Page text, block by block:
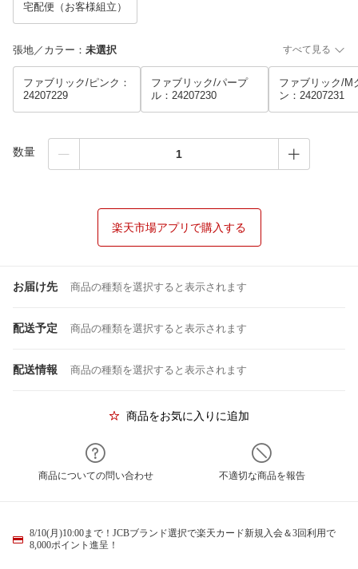
宅配便（お客様組立）
張地／カラー ： 未選択 すべて見る
ファブリック/ピンク：
24207229
ファブリック/パープ
ル：24207230
ファブリック/M
ン：24207231
数量
楽天市場アプリで購入する
お届け先 商品の種類を選択すると表示されます
配送予定 商品の種類を選択すると表示されます
配送情報 商品の種類を選択すると表示されます
商品をお気に入りに追加
商品についての問い合わせ 不適切な商品を報告
8/10(月)10:00まで！JCBブランド選択で楽天カード新規入会＆3回利用で
8,000ポイント進呈！